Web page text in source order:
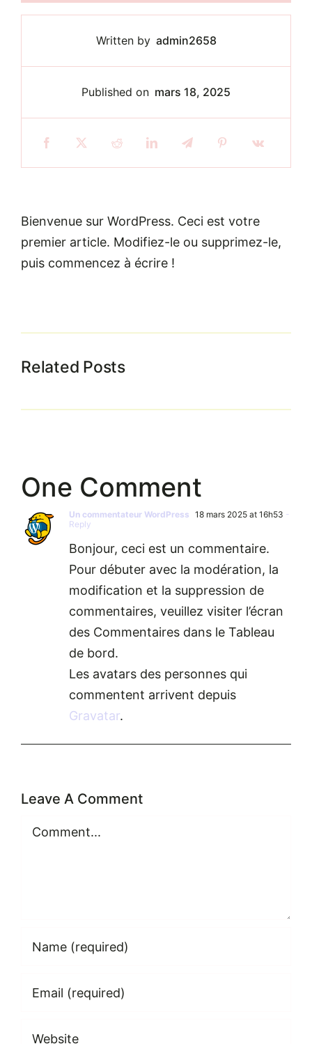
Written by admin2658
Published on mars 18, 2025
Bienvenue sur WordPress. Ceci est votre
premier article. Modifiez-le ou supprimez-le,
puis commencez à écrire !
Related Posts
One Comment
Un commentateur WordPress 18 mars 2025 at 16h53 -
Reply
Bonjour, ceci est un commentaire.
Pour débuter avec la modération, la
modification et la suppression de
commentaires, veuillez visiter l’écran
des Commentaires dans le Tableau
de bord.
Les avatars des personnes qui
commentent arrivent depuis
Gravatar.
Leave A Comment
Comment